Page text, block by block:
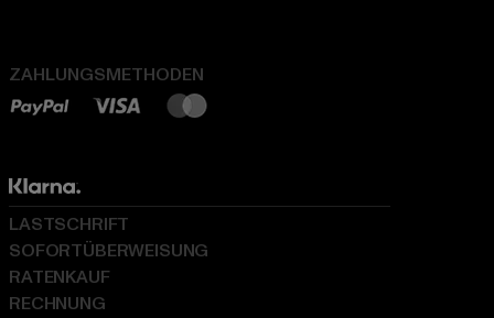
ZAHLUNGSMETHODEN
LASTSCHRIFT
SOFORTÜBERWEISUNG
RATENKAUF
RECHNUNG